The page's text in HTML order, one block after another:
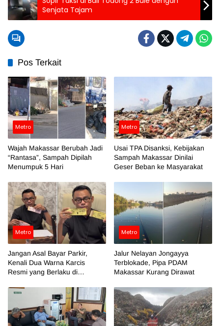
Senjata Tajam
Pos Terkait
Metro
Wajah Makassar Berubah Jadi
“Rantasa”, Sampah Dipilah
Menumpuk 5 Hari
Metro
Usai TPA Disanksi, Kebijakan
Sampah Makassar Dinilai
Geser Beban ke Masyarakat
Metro
Jangan Asal Bayar Parkir,
Kenali Dua Warna Karcis
Resmi yang Berlaku di
Metro
Jalur Nelayan Jongayya
Terblokade, Pipa PDAM
Makassar Kurang Dirawat